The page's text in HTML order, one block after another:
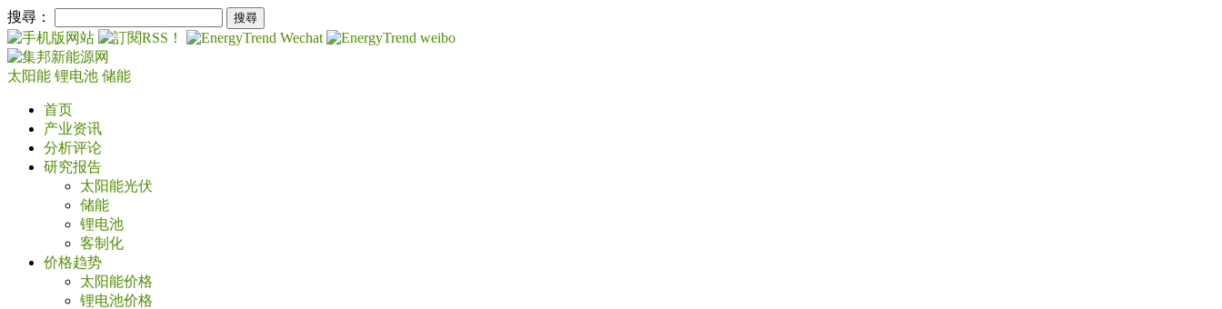
搜尋：
太阳能 锂电池 储能
首页
产业资讯
分析评论
研究报告
太阳能光伏
储能
锂电池
客制化
价格趋势
太阳能价格
锂电池价格